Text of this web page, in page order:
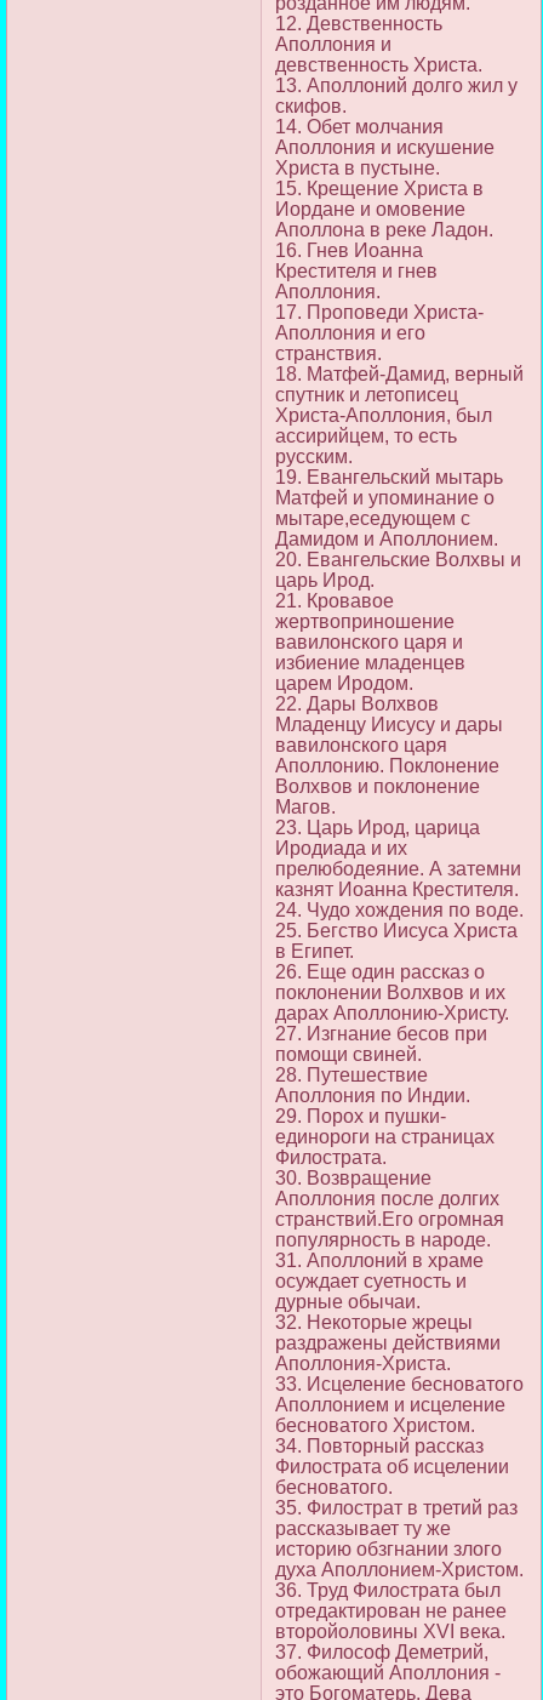
12. Девственность
Аполлония и
девственность Христа.
13. Аполлоний долго жил у
скифов.
14. Обет молчания
Аполлония и искушение
Христа в пустыне.
15. Крещение Христа в
Иордане и омовение
Аполлона в реке Ладон.
16. Гнев Иоанна
Крестителя и гнев
Аполлония.
17. Проповеди Христа-
Аполлония и его
странствия.
18. Матфей-Дамид, верный
спутник и летописец
Христа-Аполлония, был
ассирийцем, то есть
русским.
19. Евангельский мытарь
Матфей и упоминание о
мытаре,еседующем с
Дамидом и Аполлонием.
20. Евангельские Волхвы и
царь Ирод.
21. Кровавое
жертвоприношение
вавилонского царя и
избиение младенцев
царем Иродом.
22. Дары Волхвов
Младенцу Иисусу и дары
вавилонского царя
Аполлонию. Поклонение
Волхвов и поклонение
Магов.
23. Царь Ирод, царица
Иродиада и их
прелюбодеяние. А затемни
казнят Иоанна Крестителя.
24. Чудо хождения по воде.
25. Бегство Иисуса Христа
в Египет.
26. Еще один рассказ о
поклонении Волхвов и их
дарах Аполлонию-Христу.
27. Изгнание бесов при
помощи свиней.
28. Путешествие
Аполлония по Индии.
29. Порох и пушки-
единороги на страницах
Филострата.
30. Возвращение
Аполлония после долгих
странствий.Его огромная
популярность в народе.
31. Аполлоний в храме
осуждает суетность и
дурные обычаи.
32. Некоторые жрецы
раздражены действиями
Аполлония-Христа.
33. Исцеление бесноватого
Аполлонием и исцеление
бесноватого Христом.
34. Повторный рассказ
Филострата об исцелении
бесноватого.
35. Филострат в третий раз
рассказывает ту же
историю обзгнании злого
духа Аполлонием-Христом.
36. Труд Филострата был
отредактирован не ранее
второйоловины XVI века.
37. Философ Деметрий,
обожающий Аполлония -
это Богоматерь, Дева